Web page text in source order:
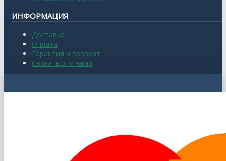
ИНФОРМАЦИЯ
Доставка
Оплата
Гарантия и возврат
Связаться с нами